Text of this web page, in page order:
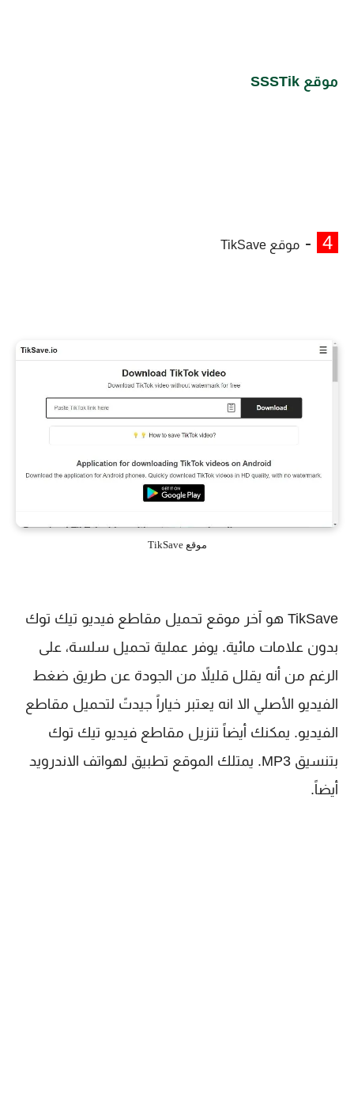
موقع SSSTik
- موقع TikSave
موقع TikSave
TikSave هو آخر موقع تحميل مقاطع فيديو تيك توك
بدون علامات مائية. يوفر عملية تحميل سلسة، على
الرغم من أنه يقلل قليلاً من الجودة عن طريق ضغط
الفيديو الأصلي الا انه يعتبر خياراً جيدتً لتحميل مقاطع
الفيديو. يمكنك أيضاً تنزيل مقاطع فيديو تيك توك
بتنسيق MP3. يمتلك الموقع تطبيق لهواتف الاندرويد
أيضاً.